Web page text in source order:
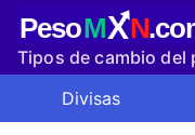
PesoMXN
Tipos de cambio del
Divisas